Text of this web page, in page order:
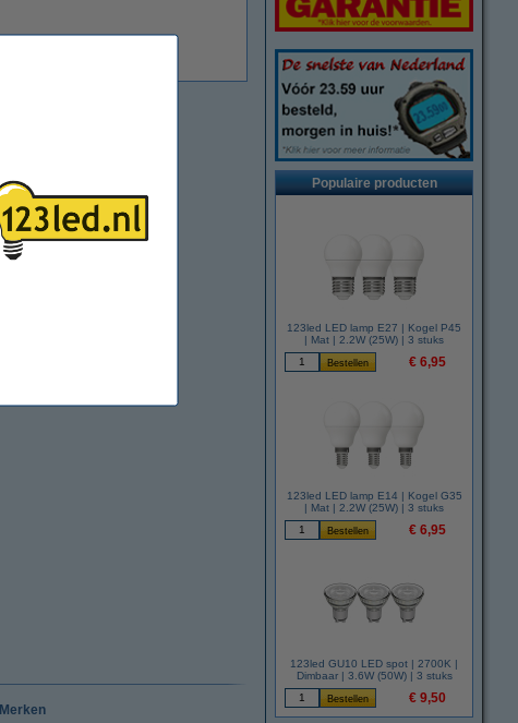
Populaire producten
123led LED lamp E27 | Kogel P45
| Mat | 2.2W (25W) | 3 stuks
€ 6,95
123led LED lamp E14 | Kogel G35
| Mat | 2.2W (25W) | 3 stuks
€ 6,95
123led GU10 LED spot | 2700K |
Dimbaar | 3.6W (50W) | 3 stuks
€ 9,50
Merken